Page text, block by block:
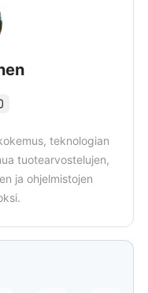
teknologian
tuotearvostelujen,
ja ohjelmistojen